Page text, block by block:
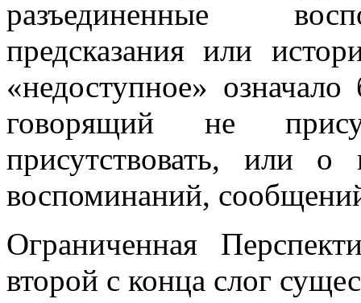
разъединенные
предсказания или
«недоступное»
говорящий не
присутствовать, или
воспоминаний,
Ограниченная
второй с конца слог